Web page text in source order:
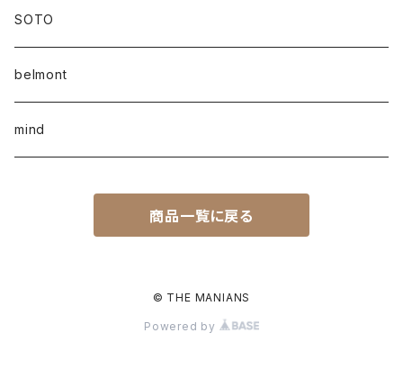
SOTO
belmont
mind
商品一覧に戻る
© THE MANIANS
Powered by